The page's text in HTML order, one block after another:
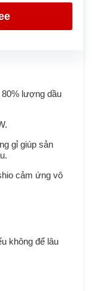
lượng dầu
gỉ giúp sản
cảm ứng vô
không để lâu